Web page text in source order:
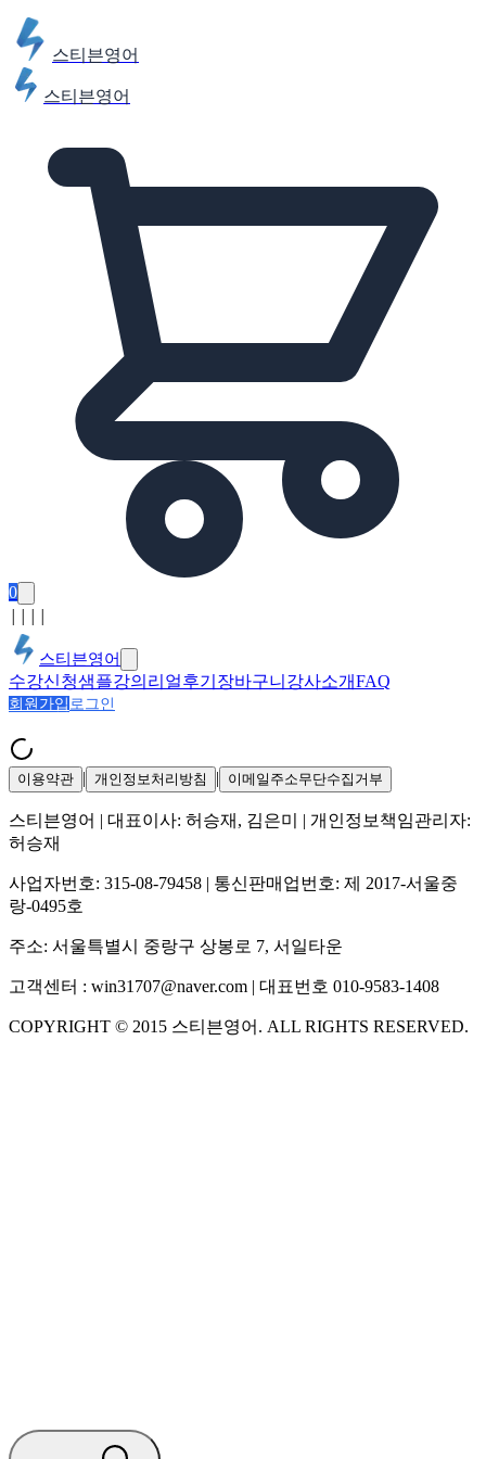
스티븐영어
스티븐영어
0
스티븐영어
수강신청샘플강의 리얼후기 장바구니 강사소개FAQ
회원가입 로그인
이용약관 | 개인정보처리방침 | 이메일주소무단수집거부
스티븐영어 | 대표이사: 허승재, 김은미
| 개인정보책임관리자:
허승재
사업자번호: 315-08-79458 | 통신판매업번호: 제 2017-서울중
랑-0495호
주소: 서울특별시 중랑구 상봉로 7, 서일타운
고객센터 : win31707@naver.com | 대표번호 010-9583-1408
COPYRIGHT © 2015 스티븐영어 . ALL RIGHTS RESERVED.